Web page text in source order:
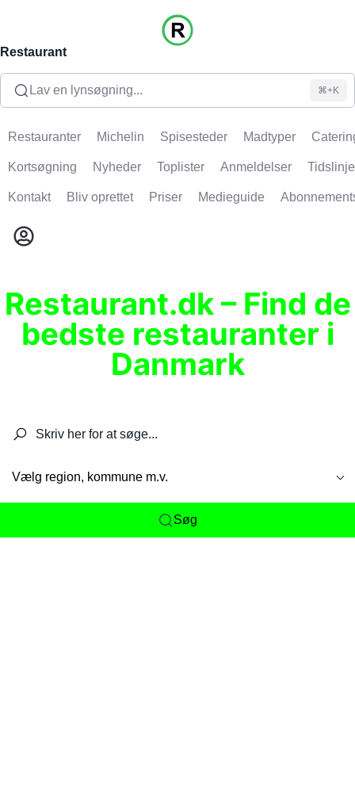
Restaurant
Lav en lynsøgning... ⌘+K
Restauranter Michelin Spisesteder Madtyper
Kortsøgning Nyheder Toplister Anmeldelser Tidslinje
Kontakt Bliv oprettet Priser Medieguide
Restaurant.dk – Find de
bedste restauranter i
Danmark
Vælg region, kommune m.v.
Søg